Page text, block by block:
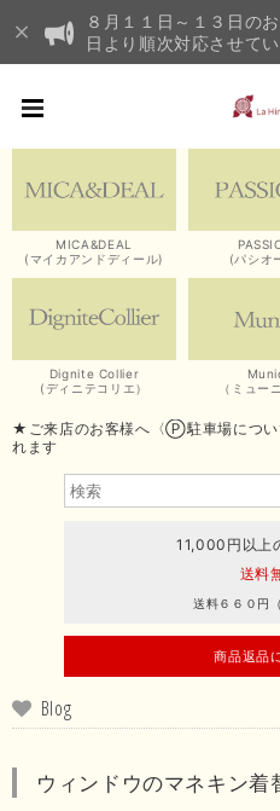
８月１１日～１３日の
日より順次対応させてい
MICA&DEAL
(マイカアンドディール)
(パシオ
Dignite Collier
(ディニテコリエ）
（ミュー
★ご来店のお客様へ〈Ⓟ駐車場につ
れます
11,000円以上
送料
送料６６０円
商品返品
Blog
ウィンドウのマネキン